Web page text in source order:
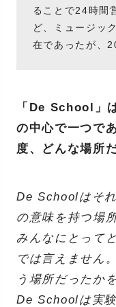
ることで24時間
ど、ミュージッ
在であったが、
「De School」
の中心で一つで
度、どんな場所
De Schoolはそ
の意味を持つ場
みんなにとって
では言えません
う場所だったか
De Schoolは実